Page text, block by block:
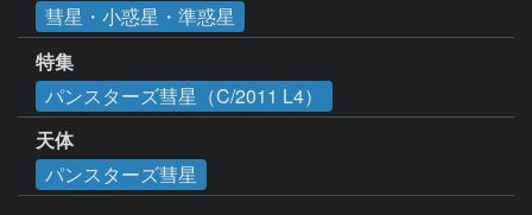
彗星・小惑星・準惑星
特集
パンスターズ彗星（C/2011 L4）
天体
パンスターズ彗星